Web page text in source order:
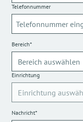
Telefonnummer
Bereich*
Einrichtung
Nachricht*